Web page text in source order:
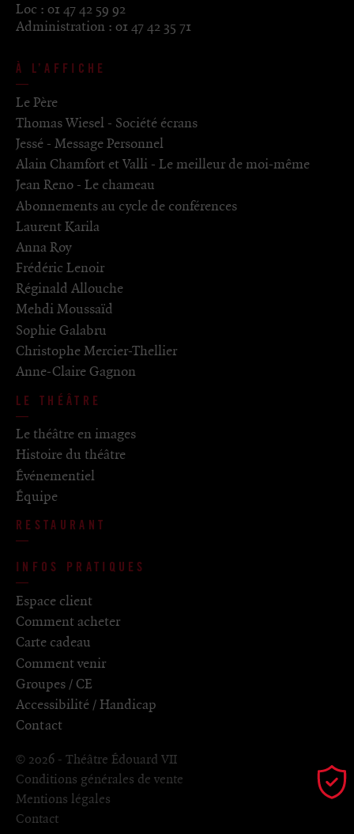
Loc : 01 47 42 59 92
Administration : 01 47 42 35 71
À L’AFFICHE
Le Père
Thomas Wiesel - Société écrans
Jessé - Message Personnel
Alain Chamfort et Valli - Le meilleur de moi-même
Jean Reno - Le chameau
Abonnements au cycle de conférences
Laurent Karila
Anna Roy
Frédéric Lenoir
Réginald Allouche
Mehdi Moussaïd
Sophie Galabru
Christophe Mercier-Thellier
Anne-Claire Gagnon
LE THÉÂTRE
Le théâtre en images
Histoire du théâtre
Événementiel
Équipe
RESTAURANT
INFOS PRATIQUES
Espace client
Comment acheter
Carte cadeau
Comment venir
Groupes / CE
Accessibilité / Handicap
Contact
© 2026 - Théâtre Édouard VII
Conditions générales de vente
Mentions légales
Contact